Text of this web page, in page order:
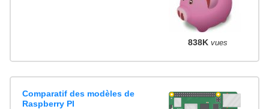
838K vues
Comparatif des modèles de
Raspberry PI